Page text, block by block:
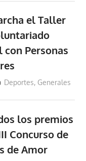
el Taller
con Personas
Deportes, Generales
los premios
Concurso de
de Amor